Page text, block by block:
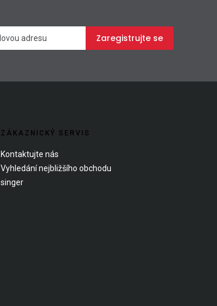
Zaregistrujte se
ZÁKAZNICKÝ SERVIS
Kontaktujte nás
Vyhledání nejbližšího obchodu
singer